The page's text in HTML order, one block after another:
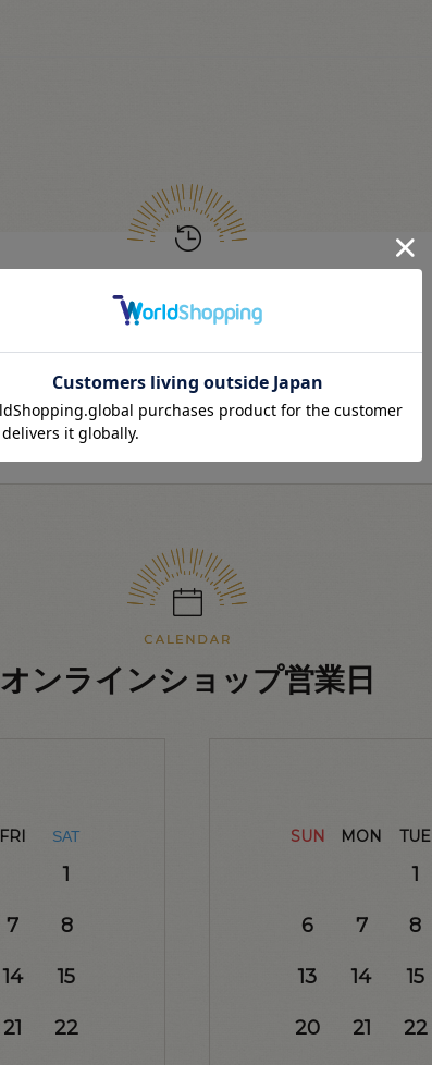
最近見た商品
オンラインショップ営業日
FRI SAT
1
7 8
14 15
21 22
SUN MON TUE
1
6 7 8
13 14 15
20 21 22